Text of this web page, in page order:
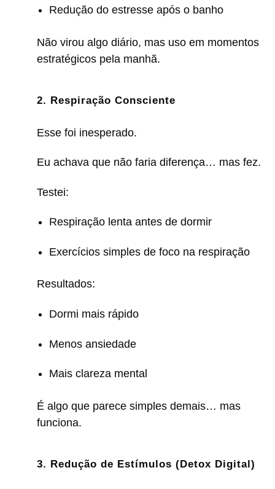
Redução do estresse após o banho
Não virou algo diário, mas uso em momentos
estratégicos pela manhã.
2. Respiração Consciente
Esse foi inesperado.
Eu achava que não faria diferença… mas fez.
Testei:
Respiração lenta antes de dormir
Exercícios simples de foco na respiração
Resultados:
Dormi mais rápido
Menos ansiedade
Mais clareza mental
É algo que parece simples demais… mas
funciona.
3. Redução de Estímulos (Detox Digital)